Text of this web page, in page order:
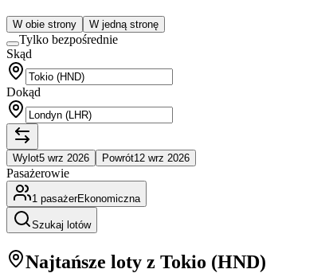
W obie strony W jedną stronę
Tylko bezpośrednie
Skąd
Dokąd
Wylot5 wrz 2026 Powrót12 wrz 2026
Pasażerowie
1 pasażerEkonomiczna
Szukaj lotów
Najtańsze loty z Tokio (HND)